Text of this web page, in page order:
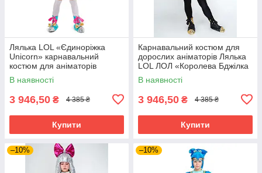
Лялька LOL «Єдиноріжка
Unicorn» карнавальний
костюм для аніматорів
В наявності
3 946,50 ₴ 4 385 ₴
Купити
Карнавальний костюм для
дорослих аніматорів Лялька
LOL ЛОЛ «Королева Бджілка
(Queen Bee)»
В наявності
3 946,50 ₴ 4 385 ₴
Купити
–10% –10%